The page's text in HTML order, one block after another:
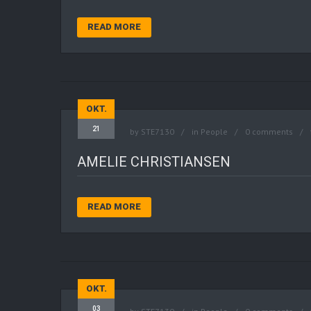
READ MORE
OKT.
21 by STE7130 in People 0 comments
AMELIE CHRISTIANSEN
READ MORE
OKT.
03